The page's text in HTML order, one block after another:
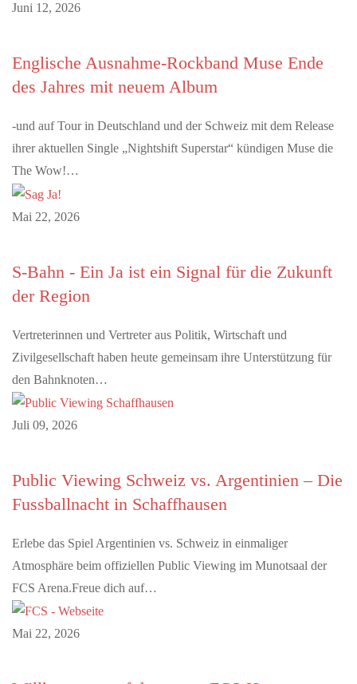
Juni 12, 2026
Englische Ausnahme-Rockband Muse Ende
des Jahres mit neuem Album
-und auf Tour in Deutschland und der Schweiz mit dem Release
ihrer aktuellen Single „Nightshift Superstar“ kündigen Muse die
The Wow!…
Mai 22, 2026
S-Bahn - Ein Ja ist ein Signal für die Zukunft
der Region
Vertreterinnen und Vertreter aus Politik, Wirtschaft und
Zivilgesellschaft haben heute gemeinsam ihre Unterstützung für
den Bahnknoten…
Juli 09, 2026
Public Viewing Schweiz vs. Argentinien – Die
Fussballnacht in Schaffhausen
Erlebe das Spiel Argentinien vs. Schweiz in einmaliger
Atmosphäre beim offiziellen Public Viewing im Munotsaal der
FCS Arena.Freue dich auf…
Mai 22, 2026